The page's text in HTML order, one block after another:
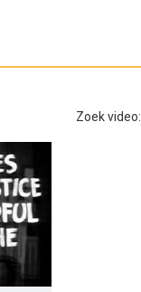
Zoek video: